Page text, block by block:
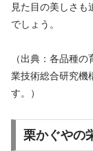
見た目の美しさも
でしょう。
（出典：各品種
業技術総合研究機
す。）
栗かぐやの